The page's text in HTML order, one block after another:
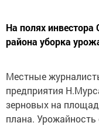
На полях инвестора
района уборка
Местные
предприятия
зерновых на
плана. Урожайность